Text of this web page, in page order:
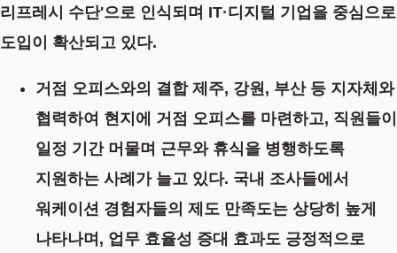
리프레시 수단'으로 인식되며 IT·디지털 기업을 중심으로
도입이 확산되고 있다.
거점 오피스와의 결합제주, 강원, 부산 등 지자체와
협력하여 현지에 거점 오피스를 마련하고, 직원들이
일정 기간 머물며 근무와 휴식을 병행하도록
지원하는 사례가 늘고 있다. 국내 조사들에서
워케이션 경험자들의 제도 만족도는 상당히 높게
나타나며, 업무 효율성 증대 효과도 긍정적으로